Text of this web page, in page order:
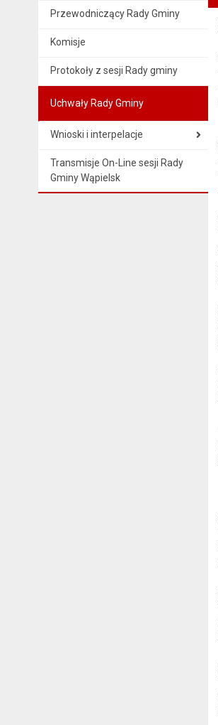
Przewodniczący Rady Gminy
Komisje
Protokoły z sesji Rady gminy
Uchwały Rady Gminy
Wnioski i interpelacje
Transmisje On-Line sesji Rady
Gminy Wąpielsk